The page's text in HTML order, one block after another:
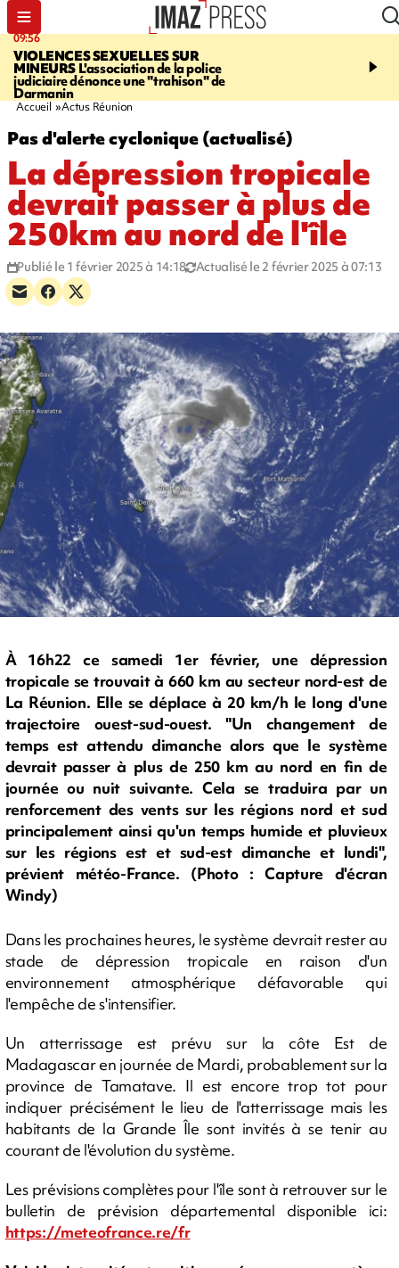
09:56
VIOLENCES SEXUELLES SUR
MINEURS L'association de la police
judiciaire dénonce une "trahison" de
Darmanin
12:19
grièvement blessé à
Accueil Actus Réunion
Pas d'alerte cyclonique (actualisé)
La dépression tropicale
devrait passer à plus de
250km au nord de l'île
Publié le 1 février 2025 à 14:18 Actualisé le 2 février 2025 à 07:13
À 16h22 ce samedi 1er février, une dépression
tropicale se trouvait à 660 km au secteur nord-est de
La Réunion. Elle se déplace à 20 km/h le long d'une
trajectoire ouest-sud-ouest. "Un changement de
temps est attendu dimanche alors que le système
devrait passer à plus de 250 km au nord en fin de
journée ou nuit suivante. Cela se traduira par un
renforcement des vents sur les régions nord et sud
principalement ainsi qu'un temps humide et pluvieux
sur les régions est et sud-est dimanche et lundi",
prévient météo-France. (Photo : Capture d'écran
Windy)
Dans les prochaines heures, le système devrait rester au
stade de dépression tropicale en raison d'un
environnement atmosphérique défavorable qui
l'empêche de s'intensifier.
Un atterrissage est prévu sur la côte Est de
Madagascar en journée de Mardi, probablement sur la
province de Tamatave. Il est encore trop tot pour
indiquer précisément le lieu de l'atterrissage mais les
habitants de la Grande Île sont invités à se tenir au
courant de l'évolution du système.
Les prévisions complètes pour l'île sont à retrouver sur le
bulletin de prévision départemental disponible ici:
https://meteofrance.re/fr